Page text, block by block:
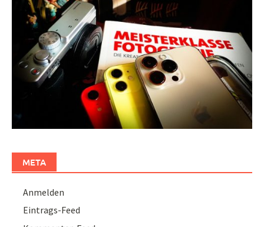
META
Anmelden
Eintrags-Feed